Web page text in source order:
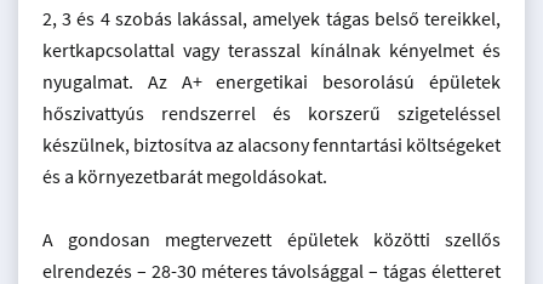
2, 3 és 4 szobás lakással, amelyek tágas belső tereikkel,
kertkapcsolattal vagy terasszal kínálnak kényelmet és
nyugalmat. Az A+ energetikai besorolású épületek
hőszivattyús rendszerrel és korszerű szigeteléssel
készülnek, biztosítva az alacsony fenntartási költségeket
és a környezetbarát megoldásokat.
A gondosan megtervezett épületek közötti szellős
elrendezés – 28-30 méteres távolsággal – tágas életteret